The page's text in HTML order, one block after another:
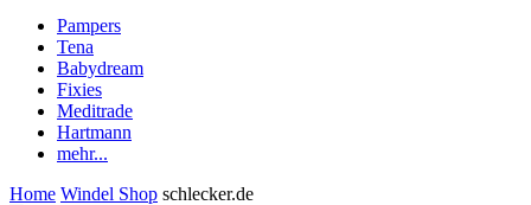
Pampers
Tena
Babydream
Fixies
Meditrade
Hartmann
mehr...
Home Windel Shop schlecker.de